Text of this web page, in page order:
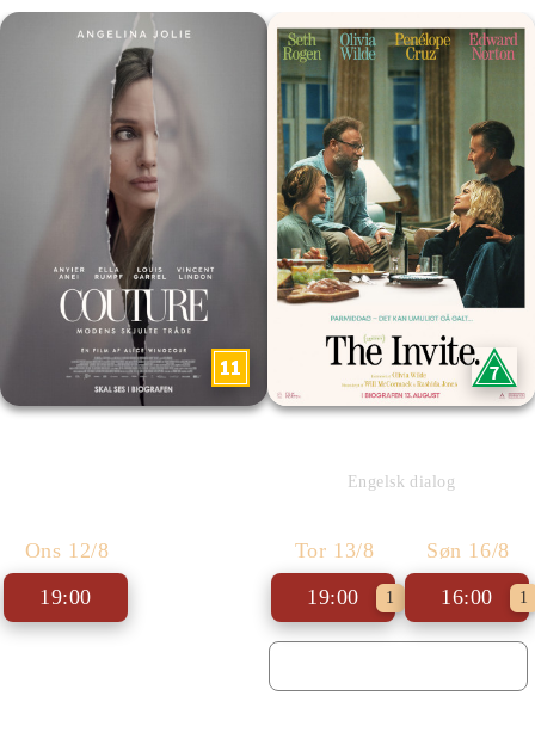
Ons 12/8
19:00
Engelsk dialog
Tor 13/8
19:00
1
Søn 16/8
16:00
1